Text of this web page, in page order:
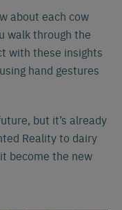
about each cow
walk through the
with these insights
hand gestures
but it’s already
Reality to dairy
become the new